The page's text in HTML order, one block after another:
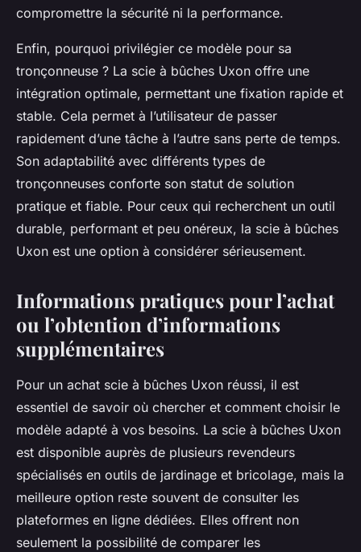
compromettre la sécurité ni la performance.
Enfin, pourquoi privilégier ce modèle pour sa
tronçonneuse ? La scie à bûches Uxon offre une
intégration optimale, permettant une fixation rapide et
stable. Cela permet à l’utilisateur de passer
rapidement d’une tâche à l’autre sans perte de temps.
Son adaptabilité avec différents types de
tronçonneuses conforte son statut de solution
pratique et fiable. Pour ceux qui recherchent un outil
durable, performant et peu onéreux, la scie à bûches
Uxon est une option à considérer sérieusement.
Informations pratiques pour l’achat
ou l’obtention d’informations
supplémentaires
Pour un achat scie à bûches Uxon réussi, il est
essentiel de savoir où chercher et comment choisir le
modèle adapté à vos besoins. La scie à bûches Uxon
est disponible auprès de plusieurs revendeurs
spécialisés en outils de jardinage et bricolage, mais la
meilleure option reste souvent de consulter les
plateformes en ligne dédiées. Elles offrent non
seulement la possibilité de comparer les